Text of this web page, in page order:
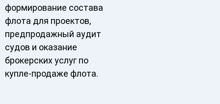
формирование состава
флота для проектов,
предпродажный аудит
судов и оказание
брокерских услуг по
купле-продаже флота.